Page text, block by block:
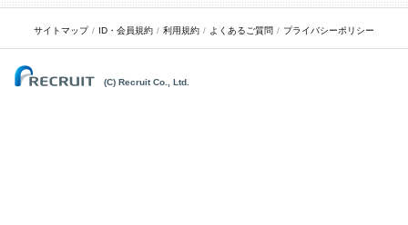
サイトマップ ID・会員規約 利用規約 よくあるご質問 プライバシーポリシー
(C) Recruit Co., Ltd.